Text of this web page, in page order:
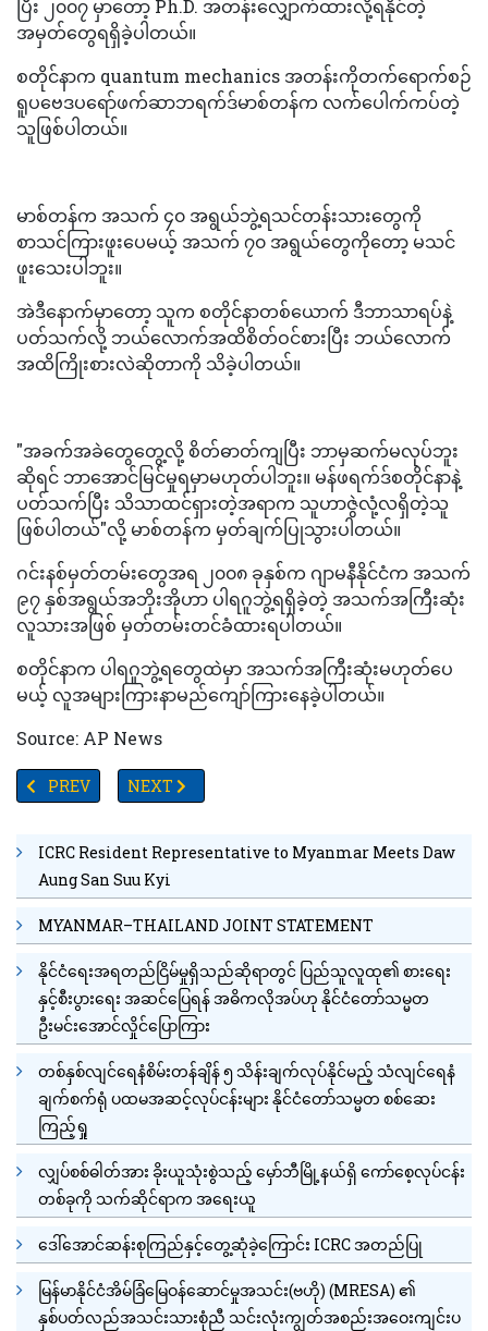
ပြီး ၂၀၀၇ မှာတော့ Ph.D. အတန်းလျှောက်ထားလို့ရနိုင်တဲ့
အမှတ်တွေရရှိခဲ့ပါတယ်။
စတိုင်နာက quantum mechanics အတန်းကိုတက်ရောက်စဉ်
ရူပဗေဒပရော်ဖက်ဆာဘရက်ဒ်မာစ်တန်က လက်ပေါက်ကပ်တဲ့
သူဖြစ်ပါတယ်။
မာစ်တန်က အသက် ၄၀ အရွယ်ဘွဲ့ရသင်တန်းသားတွေကို
စာသင်ကြားဖူးပေမယ့် အသက် ၇၀ အရွယ်တွေကိုတော့ မသင်
ဖူးသေးပါဘူး။
အဲဒီနောက်မှာတော့ သူက စတိုင်နာတစ်ယောက် ဒီဘာသာရပ်နဲ့
ပတ်သက်လို့ ဘယ်လောက်အထိစိတ်ဝင်စားပြီး ဘယ်လောက်
အထိကြိုးစားလဲဆိုတာကို သိခဲ့ပါတယ်။
"အခက်အခဲတွေတွေ့လို့ စိတ်ဓာတ်ကျပြီး ဘာမှဆက်မလုပ်ဘူး
ဆိုရင် ဘာအောင်မြင်မှုရမှာမဟုတ်ပါဘူး။ မန်ဖရက်ဒ်စတိုင်နာနဲ့
ပတ်သက်ပြီး သိသာထင်ရှားတဲ့အရာက သူဟာဇွဲလုံ့လရှိတဲ့သူ
ဖြစ်ပါတယ်"လို့ မာစ်တန်က မှတ်ချက်ပြုသွားပါတယ်။
ဂင်းနစ်မှတ်တမ်းတွေအရ ၂၀၀၈ ခုနှစ်က ဂျာမနီနိုင်ငံက အသက်
၉၇ နှစ်အရွယ်အဘိုးအိုဟာ ပါရဂူဘွဲ့ရရှိခဲ့တဲ့ အသက်အကြီးဆုံး
လူသားအဖြစ် မှတ်တမ်းတင်ခံထားရပါတယ်။
စတိုင်နာက ပါရဂူဘွဲ့ရတွေထဲမှာ အသက်အကြီးဆုံးမဟုတ်ပေ
မယ့် လူအများကြားနာမည်ကျော်ကြားနေခဲ့ပါတယ်။
Source: AP News
PREVIOUS ARTICLE: ကိုဗစ်ကန့်သတ်ချက်တွေကြောင့် စင်္ကာပူက နိုင်
PREV NEXT ARTICLE: ကိုဗစ်ကာကွယ်ဆေး ထိုးနှံခြင်းကြေ
NEXT
ICRC Resident Representative to Myanmar Meets Daw
Aung San Suu Kyi
MYANMAR–THAILAND JOINT STATEMENT
နိုင်ငံရေးအရတည်ငြိမ်မှုရှိသည်ဆိုရာတွင် ပြည်သူလူထု၏ စားရေး
နှင့်စီးပွားရေး အဆင်ပြေရန် အဓိကလိုအပ်ဟု နိုင်ငံတော်သမ္မတ
ဦးမင်းအောင်လှိုင်ပြောကြား
တစ်နှစ်လျင်ရေနံစိမ်းတန်ချိန် ၅ သိန်းချက်လုပ်နိုင်မည့် သံလျင်ရေနံ
ချက်စက်ရုံ ပထမအဆင့်လုပ်ငန်းများ နိုင်ငံတော်သမ္မတ စစ်ဆေး
ကြည့်ရှု
လျှပ်စစ်ဓါတ်အား ခိုးယူသုံးစွဲသည့် မှော်ဘီမြို့နယ်ရှိ ကော်စေ့လုပ်ငန်း
တစ်ခုကို သက်ဆိုင်ရာက အရေးယူ
ဒေါ်အောင်ဆန်းစုကြည်နှင့်တွေ့ဆုံခဲ့ကြောင်း ICRC အတည်ပြု
မြန်မာနိုင်ငံအိမ်ခြံမြေဝန်ဆောင်မှုအသင်း(ဗဟို) (MRESA) ၏
နှစ်ပတ်လည်အသင်းသားစုံညီ သင်းလုံးကျွတ်အစည်းအဝေးကျင်းပ